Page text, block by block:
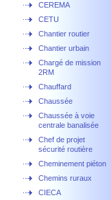
CEREMA
CETU
Chantier routier
Chantier urbain
Chargé de mission
2RM
Chauffard
Chaussée
Chaussée à voie
centrale banalisée
Chef de projet
sécurité routière
Cheminement piéton
Chemins ruraux
CIECA